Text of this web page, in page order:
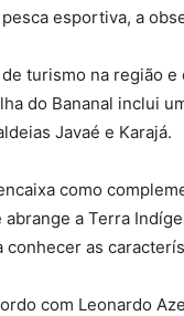
esportiva, a
turismo na região
do Bananal inclui
Javaé e Karajá.
como
abrange a Terra
conhecer as
com Leonardo